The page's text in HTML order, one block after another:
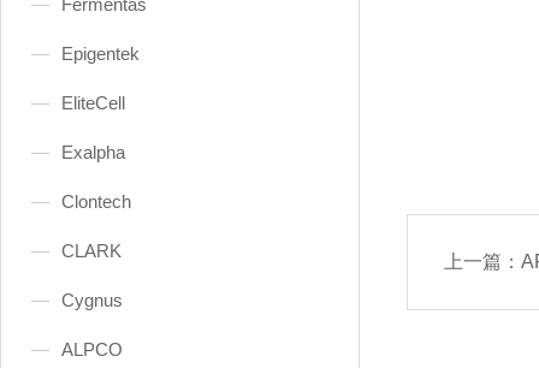
Fermentas
Epigentek
EliteCell
Exalpha
Clontech
CLARK
Cygnus
ALPCO
上一篇：